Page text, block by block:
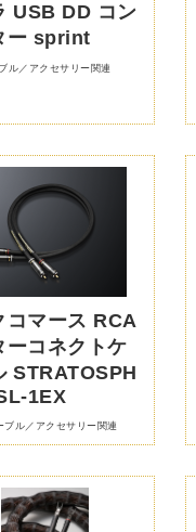
USB DD コン
ー sprint
ル／アクセサリー関連
コマース RCA
ーコネクトケ
STRATOSPH
1EX
ブル／アクセサリー関連